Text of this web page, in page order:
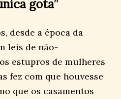
gota”
desde a época da
leis de não-
estupros de mulheres
fez com que houvesse
que os casamentos